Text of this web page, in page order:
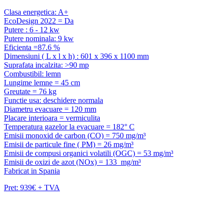
Clasa energetica: A+
EcoDesign 2022 = Da
Putere : 6 - 12 kw
Putere nominala: 9 kw
Eficienta =87.6 %
Dimensiuni ( L x l x h) : 601 x 396 x 1100 mm
Suprafata incalzita: >90 mp
Combustibil: lemn
Lungime lemne = 45 cm
Greutate = 76 kg
Functie usa: deschidere normala
Diametru evacuare = 120 mm
Placare interioara = vermiculita
Temperatura gazelor la evacuare = 182° C
Emisii monoxid de carbon (CO) = 750 mg/m³
Emisii de particule fine ( PM) = 26 mg/m³
Emisii de compusi organici volatili (OGC) = 53 mg/m³
Emisii de oxizi de azot (NOx) = 133 mg/m³
Fabricat in Spania
Pret: 939€ + TVA